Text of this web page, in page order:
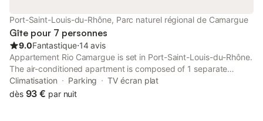
Port-Saint-Louis-du-Rhône, Parc naturel régional de Camargue
Gîte pour 7 personnes
9.0Fantastique⋅14 avis
Appartement Rio Camargue is set in Port-Saint-Louis-du-Rhône.
The air-conditioned apartment is composed of 1 separate
bedroom, a living room, a fully equipped kitchenette, and 1
bathroom. A flat-screen TV is featured.
Climatisation Parking
TV écran plat
dès 93 € par nuit